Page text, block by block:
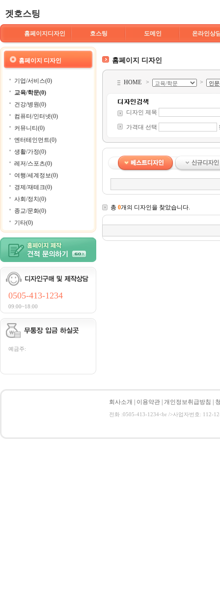
겟호스팅
홈페이지디자인 호스팅 도메인 온라인상
홈페이지 디자인
기업/서비스(0)
교육/학문(0)
건강/병원(0)
컴퓨터/인터넷(0)
커뮤니티(0)
엔터테인먼트(0)
생활/가정(0)
레저/스포츠(0)
여행/세계정보(0)
경제/재테크(0)
사회/정치(0)
종교/문화(0)
기타(0)
0505-413-1234
09:00~18:00
예금주:
홈페이지 디자인
HOME > >
디자인 제목
가격대 선택
총 0개의 디자인을 찾았습니다.
회사소개 이용약관 개인정보취급방침
전화 :0505-413-1234<br />사업자번호: 112-